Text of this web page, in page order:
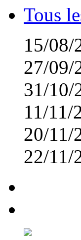
Tous
15/08/
27/09/
31/10/
11/11/
20/11/
22/11/